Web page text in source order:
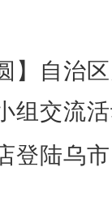
】自治
组交流
登陆乌